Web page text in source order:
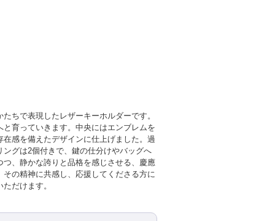
ちで表現したレザーキーホルダーです。
育っていきます。中央にはエンブレムを
感を備えたデザインに仕上げました。過
グは2個付きで、鍵の仕分けやバッグへ
、静かな誇りと品格を感じさせる、慶應
の精神に共感し、応援してくださる方に
だけます。